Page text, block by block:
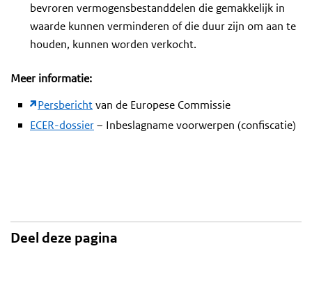
bevroren vermogensbestanddelen die gemakkelijk in
waarde kunnen verminderen of die duur zijn om aan te
houden, kunnen worden verkocht.
Meer informatie:
Persberichtvan de Europese Commissie
ECER-dossier– Inbeslagname voorwerpen (confiscatie)
Deel deze pagina